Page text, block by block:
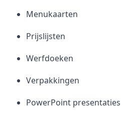
Menukaarten
Prijslijsten
Werfdoeken
Verpakkingen
PowerPoint presentaties